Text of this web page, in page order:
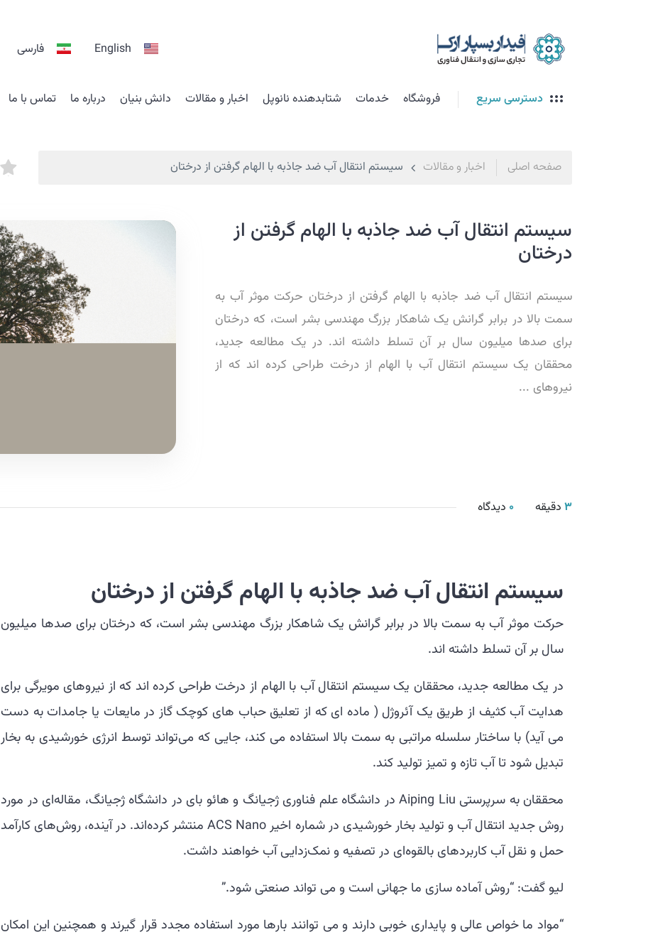
English فارسی
دسترسی سریع فروشگاه خدمات شتابدهنده نانوپل اخبار و مقالات دانش بنیان درباره ما تماس با ما
صفحه اصلی اخبار و مقالات سیستم انتقال آب ضد جاذبه با الهام گرفتن از درختان
سیستم انتقال آب ضد جاذبه با الهام گرفتن از
درختان
سیستم انتقال آب ضد جاذبه با الهام گرفتن از درختان حرکت موثر آب به
سمت بالا در برابر گرانش یک شاهکار بزرگ مهندسی بشر است، که درختان
برای صدها میلیون سال بر آن تسلط داشته اند. در یک مطالعه جدید،
محققان یک سیستم انتقال آب با الهام از درخت طراحی کرده اند که از
نیروهای ...
3 دقیقه 0 دیدگاه
سیستم انتقال آب ضد جاذبه با الهام گرفتن از درختان
حرکت موثر آب به سمت بالا در برابر گرانش یک شاهکار بزرگ مهندسی بشر است، که درختان برای صدها میلیون
سال بر آن تسلط داشته اند.
در یک مطالعه جدید، محققان یک سیستم انتقال آب با الهام از درخت طراحی کرده اند که از نیروهای مویرگی برای
هدایت آب کثیف از طریق یک آئروژل ( ماده ای که از تعلیق حباب های کوچک گاز در مایعات یا جامدات به دست
می آید) با ساختار سلسله مراتبی به سمت بالا استفاده می کند، جایی که می‌تواند توسط انرژی خورشیدی به بخار
تبدیل شود تا آب تازه و تمیز تولید کند.
محققان به سرپرستی Aiping Liu در دانشگاه علم فناوری ژجیانگ و هائو بای در دانشگاه ژجیانگ، مقاله‌ای در مورد
روش جدید انتقال آب و تولید بخار خورشیدی در شماره اخیر ACS Nano منتشر کرده‌اند. در آینده، روش‌های کارآمد
حمل و نقل آب کاربردهای بالقوه‌ای در تصفیه و نمک‌زدایی آب خواهند داشت.
لیو گفت: “روش آماده سازی ما جهانی است و می تواند صنعتی شود.”
“مواد ما خواص عالی و پایداری خوبی دارند و می توانند بارها مورد استفاده مجدد قرار گیرند و همچنین این امکان